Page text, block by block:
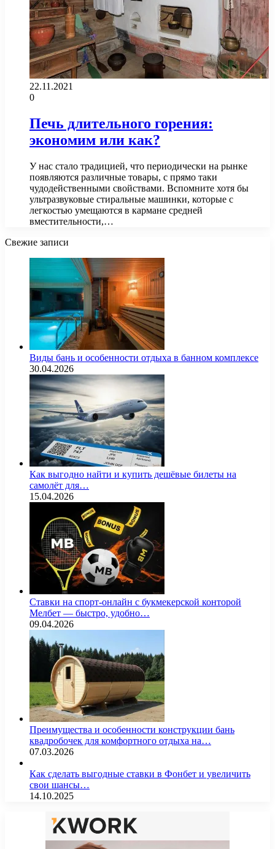
22.11.2021
0
Печь длительного горения:
экономим или как?
У нас стало традицией, что периодически на рынке
появляются различные товары, с прямо таки
чудодейственными свойствами. Вспомните хотя бы
ультразвуковые стиральные машинки, которые с
легкостью умещаются в кармане средней
вместительности,…
Свежие записи
Виды бань и особенности отдыха в банном комплексе
30.04.2026
Как выгодно найти и купить дешёвые билеты на
самолёт для…
15.04.2026
Ставки на спорт-онлайн с букмекерской конторой
Мелбет — быстро, удобно…
09.04.2026
Преимущества и особенности конструкции бань
квадробочек для комфортного отдыха на…
07.03.2026
Как сделать выгодные ставки в Фонбет и увеличить
свои шансы…
14.10.2025